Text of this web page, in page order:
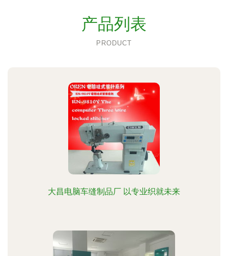
产品列表
PRODUCT
大昌电脑车缝制品厂 以专业织就未来